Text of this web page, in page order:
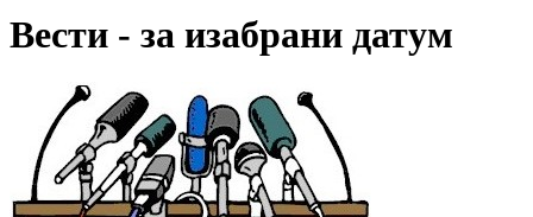
Вести - за изабрани датум